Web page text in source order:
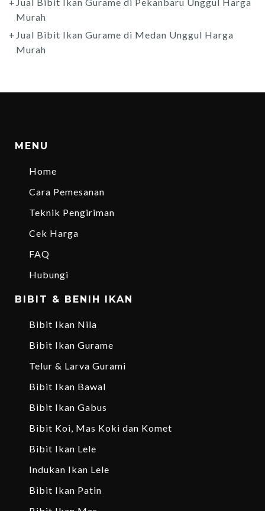
Jual Bibit Ikan Gurame di Pekanbaru Unggul Harga
Murah
Jual Bibit Ikan Gurame di Medan Unggul Harga
Murah
MENU
Home
Cara Pemesanan
Teknik Pengiriman
Cek Harga
FAQ
Hubungi
BIBIT & BENIH IKAN
Bibit Ikan Nila
Bibit Ikan Gurame
Telur & Larva Gurami
Bibit Ikan Bawal
Bibit Ikan Gabus
Bibit Koi, Mas Koki dan Komet
Bibit Ikan Lele
Indukan Ikan Lele
Bibit Ikan Patin